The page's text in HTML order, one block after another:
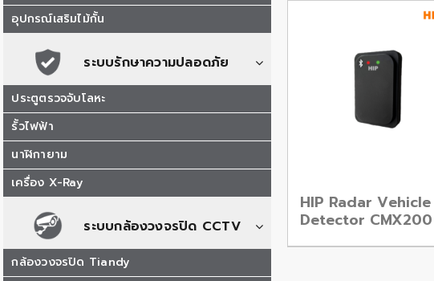
อุปกรณ์เสริมไม้กั้น
ระบบรักษาความปลอดภัย
ประตูตรวจจับโลหะ
รั้วไฟฟ้า
นาฬิกายาม
เครื่อง X-Ray
ระบบกล้องวงจรปิด CCTV
กล้องวงจรปิด Tiandy
HIP Radar Vehicle
Detector CMX200